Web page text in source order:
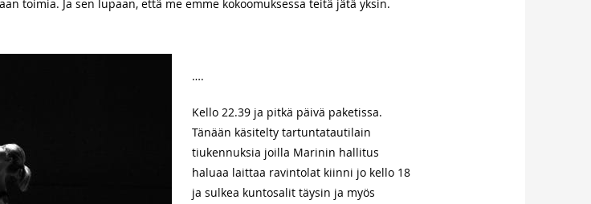
toimia. Ja sen lupaan, että me emme kokoomuksessa teitä jätä yksin.
….
Kello 22.39 ja pitkä päivä paketissa.
Tänään käsitelty tartuntatautilain
tiukennuksia joilla Marinin hallitus
haluaa laittaa ravintolat kiinni jo kello 18
ja sulkea kuntosalit täysin ja myös